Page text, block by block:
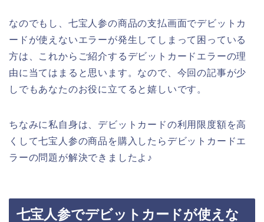
なのでもし、七宝人参の商品の支払画面でデビットカ
ードが使えないエラーが発生してしまって困っている
方は、これからご紹介するデビットカードエラーの理
由に当てはまると思います。なので、今回の記事が少
しでもあなたのお役に立てると嬉しいです。
ちなみに私自身は、デビットカードの利用限度額を高
くして七宝人参の商品を購入したらデビットカードエ
ラーの問題が解決できましたよ♪
七宝人参でデビットカードが使えな